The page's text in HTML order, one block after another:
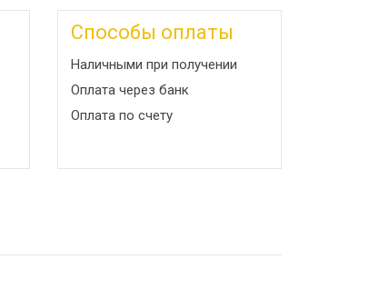
Способы оплаты
Наличными при получении
Оплата через банк
Оплата по счету